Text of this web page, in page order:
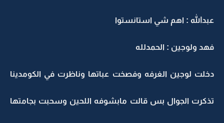
عبدالله : اهم شي استانستوا
فهد ولوجين : الحمدلله
دخلت لوجين الغرفه وفصخت عباتها وناظرت في الكومدينا
تذكرت الجوال بس قالت مابشوفه اللحين وسحبت بجامتها